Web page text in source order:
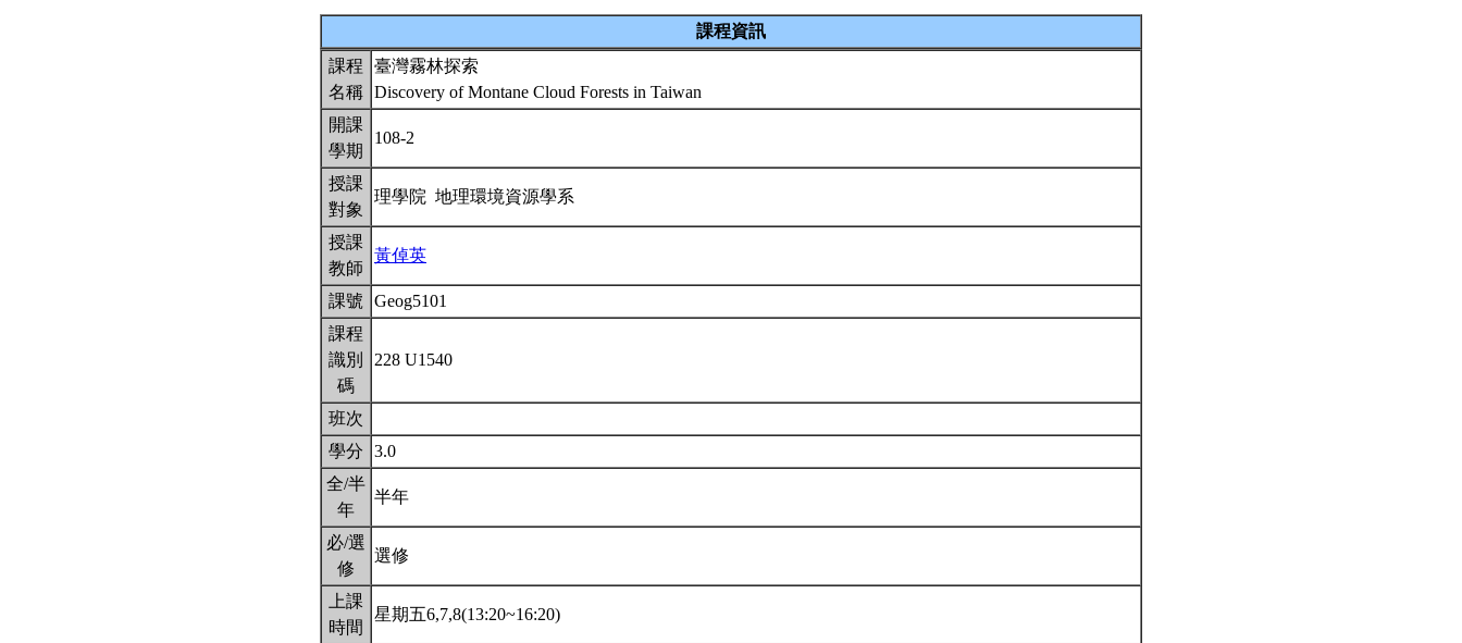
課程資訊
課程
名稱
臺灣霧林探索
Discovery of Montane Cloud Forests in Taiwan
開課
學期
108-2
授課
對象
理學院 地理環境資源學系
授課
教師
黃倬英
課號
Geog5101
課程
識別
碼
228 U1540
班次
學分
3.0
全/半
年
半年
必/選
修
選修
上課
時間
星期五6,7,8(13:20~16:20)